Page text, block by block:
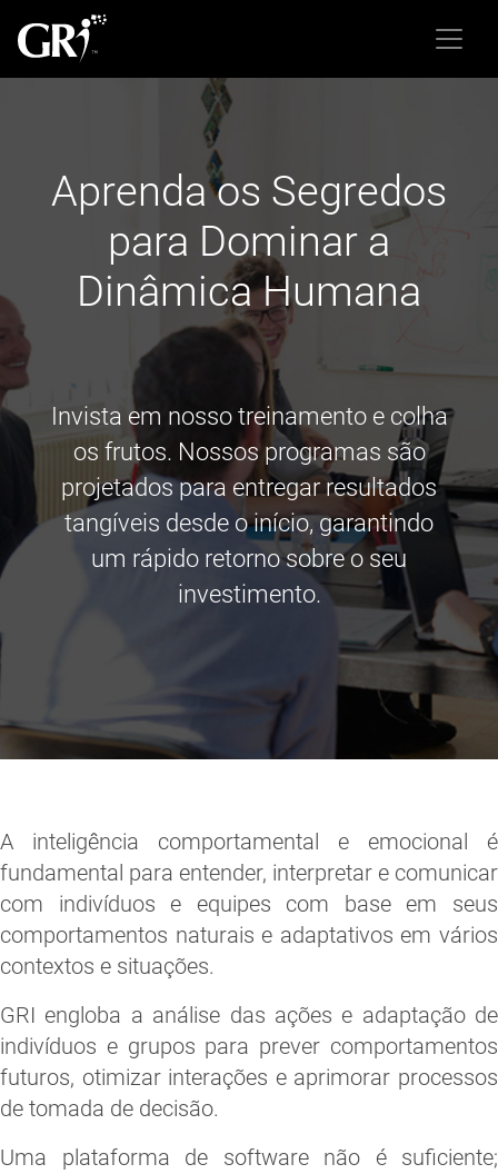
Aprenda os Segredos
para Dominar a
Dinâmica Humana
Invista em nosso treinamento e colha
os frutos. Nossos programas são
projetados para entregar resultados
tangíveis desde o início, garantindo
um rápido retorno sobre o seu
investimento.
A inteligência comportamental e emocional é
fundamental para entender, interpretar e comunicar
com indivíduos e equipes com base em seus
comportamentos naturais e adaptativos em vários
contextos e situações.
GRI engloba a análise das ações e adaptação de
indivíduos e grupos para prever comportamentos
futuros, otimizar interações e aprimorar processos
de tomada de decisão.
Uma plataforma de software não é suficiente;